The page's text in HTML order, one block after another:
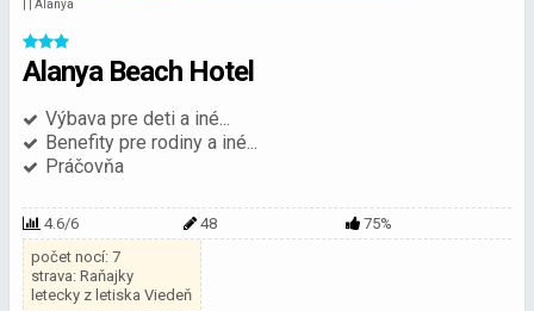
| | Alanya
Alanya Beach Hotel
Výbava pre deti a iné...
Benefity pre rodiny a iné...
Práčovňa
4.6/6 48
75%
počet nocí: 7
strava: Raňajky
letecky z letiska Viedeň